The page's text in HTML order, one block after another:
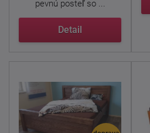
pevnú posteľ so ...
Detail